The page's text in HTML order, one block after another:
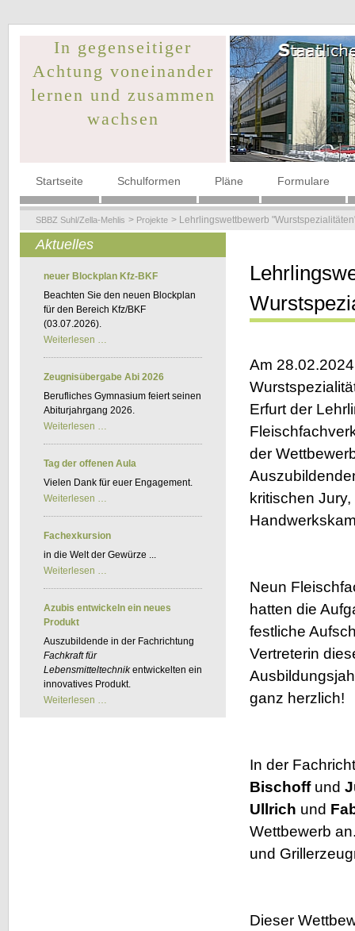
In gegenseitiger
Achtung voneinander
lernen und zusammen
wachsen
Navigation
Startseite Schulformen Pläne Formulare
SBBZ Suhl/Zella-Mehlis Projekte Lehrlingswettbewerb
Am
Erfurt der
der
kritischen
Neun
hatten die
festliche
Vertreterin
ganz herzlich!
In der
Bischoffund
Ullrich und
Wettbewerb
und
Dieser
Aktuelles
neuer Blockplan Kfz-BKF
Beachten Sie den neuen Blockplan
für den Bereich Kfz/BKF
(03.07.2026).
Weiterlesen …
Kfz-
BKF
Zeugnisübergabe Abi 2026
Berufliches Gymnasium feiert seinen
Abiturjahrgang 2026.
Weiterlesen …
2026
Tag der offenen Aula
Vielen Dank für euer Engagement.
Weiterlesen …
offenen
Aula
Fachexkursion
in die Welt der Gewürze ...
Weiterlesen …
Azubis entwickeln ein neues
Produkt
Auszubildende in der Fachrichtung
Fachkraft für
Lebensmitteltechnikentwickelten ein
innovatives Produkt.
Weiterlesen …